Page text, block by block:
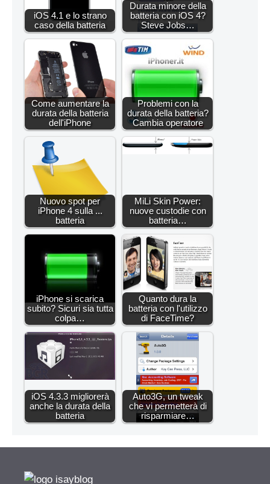
iOS 4.1 e lo strano
caso della batteria
Durata minore della
batteria con iOS 4?
Steve Jobs…
Come aumentare la
durata della batteria
dell'iPhone
Problemi con la
durata della batteria?
Cambia operatore
Nuovo spot per
iPhone 4 sulla ...
batteria
MiLi Skin Power:
nuove custodie con
batteria…
iPhone si scarica
subito? Sicuri sia tutta
colpa…
Quanto dura la
batteria con l'utilizzo
di FaceTime?
iOS 4.3.3 migliorerà
anche la durata della
batteria
Auto3G, un tweak
che vi permetterà di
risparmiare…